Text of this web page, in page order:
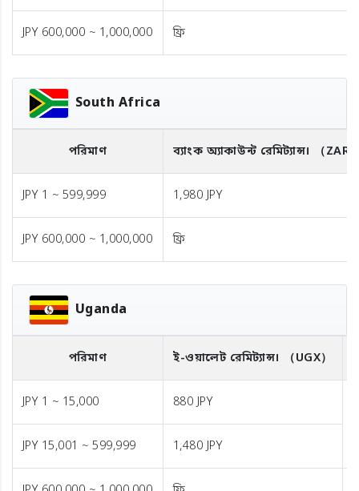
JPY 600,000 ~ 1,000,000 ফ্রি
South Africa
পরিমাণ ব্যাংক অ্যাকাউন্ট রেমিট্যান্স। （ZAR
JPY 1 ~ 599,999 1,980 JPY
JPY 600,000 ~ 1,000,000 ফ্রি
Uganda
পরিমাণ ই-ওয়ালেট রেমিট্যান্স। （UGX）
JPY 1 ~ 15,000
880 JPY
JPY 15,001 ~ 599,999
1,480 JPY